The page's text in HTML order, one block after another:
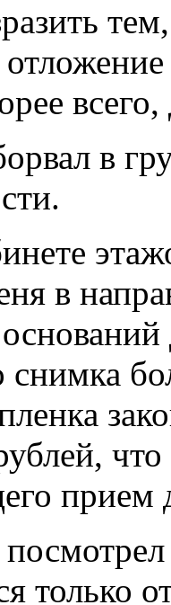
в
в
снимка
прием
только